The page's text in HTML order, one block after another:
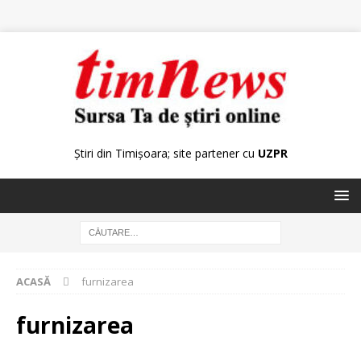
Știri din Timișoara; site partener cu UZPR
ACASĂ furnizarea
furnizarea